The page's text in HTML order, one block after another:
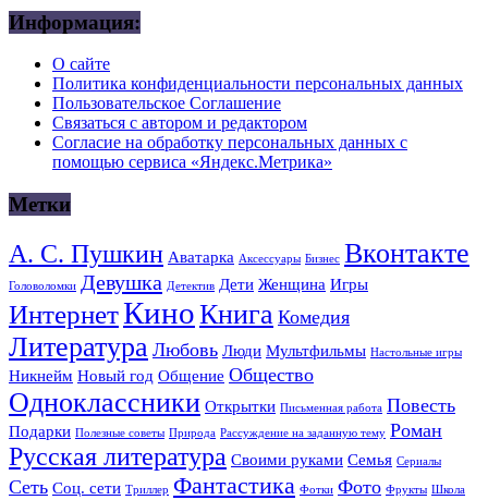
Информация:
О сайте
Политика конфиденциальности персональных данных
Пользовательское Соглашение
Связаться с автором и редактором
Согласие на обработку персональных данных с
помощью сервиса «Яндекс.Метрика»
Метки
А. С. Пушкин Аватарка Аксессуары Бизнес Вконтакте
Головоломки Девушка Детектив Дети Женщина Игры
ИнтернетКиноКнига Комедия
Литература Любовь Люди Мультфильмы Настольные игры
Никнейм Новый год Общение Общество
Одноклассники Открытки Письменная работа Повесть
Подарки Полезные советы Природа Рассуждение на заданную тему Роман
Русская литература Своими руками Семья Сериалы
Сеть Соц. сети Триллер Фантастика Фотки Фото Фрукты Школа